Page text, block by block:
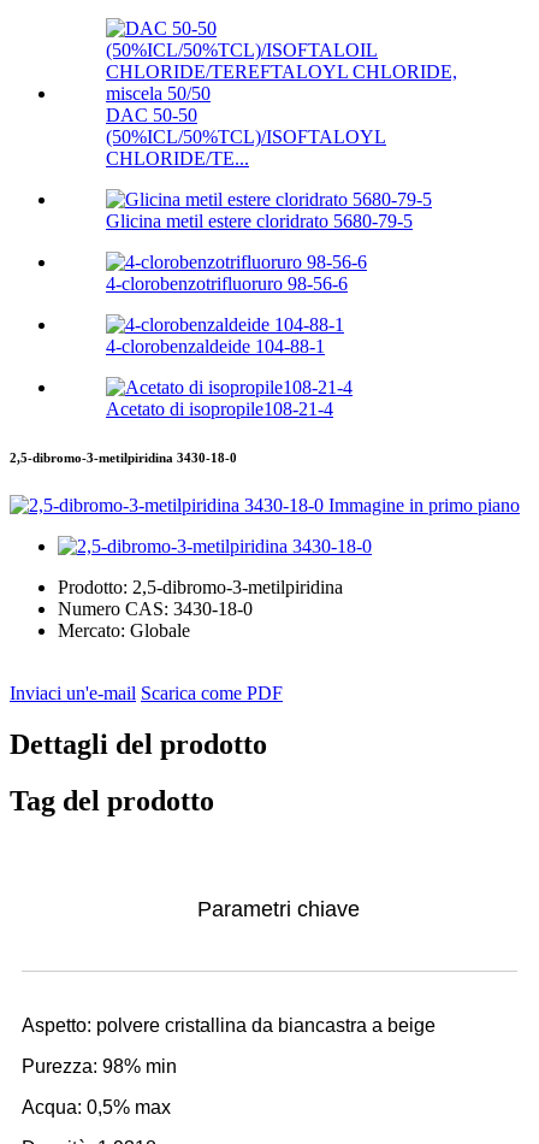
DAC 50-50
(50%ICL/50%TCL)/ISOFTALOYL
CHLORIDE/TE...
Glicina metil estere cloridrato 5680-79-5
4-clorobenzotrifluoruro 98-56-6
4-clorobenzaldeide 104-88-1
Acetato di isopropile108-21-4
2,5-dibromo-3-metilpiridina 3430-18-0
Prodotto: 2,5-dibromo-3-metilpiridina
Numero CAS: 3430-18-0
Mercato: Globale
Inviaci un'e-mail Scarica come PDF
Dettagli del prodotto
Tag del prodotto
Parametri chiave
Aspetto: polvere cristallina da biancastra a beige
Purezza: 98% min
Acqua: 0,5% max